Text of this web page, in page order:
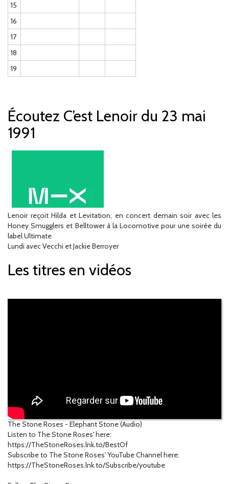
15
16
17
18
19
Écoutez C’est Lenoir du 23 mai
1991
Lenoir reçoit Hilda et Levitation, en concert demain soir avec les
Honey Smugglers et Belltower à la Locomotive pour une soirée du
label Ultimate
Lundi avec Vecchi et Jackie Berroyer
Les titres en vidéos
The Stone Roses - Elephant Stone (Audio)
Listen to The Stone Roses' here:
https://TheStoneRoses.lnk.to/BestOf
Subscribe to The Stone Roses' YouTube Channel here:
https://TheStoneRoses.lnk.to/Subscribe/youtube